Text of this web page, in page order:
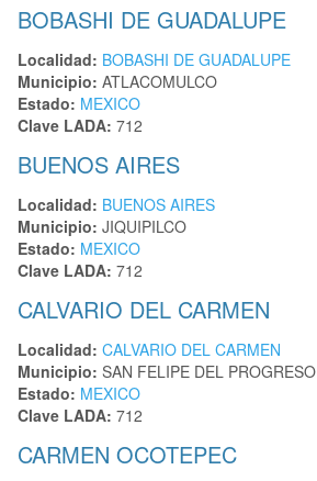
BOBASHI DE GUADALUPE
Localidad: BOBASHI DE GUADALUPE
Municipio: ATLACOMULCO
Estado: MEXICO
Clave LADA: 712
BUENOS AIRES
Localidad: BUENOS AIRES
Municipio: JIQUIPILCO
Estado: MEXICO
Clave LADA: 712
CALVARIO DEL CARMEN
Localidad: CALVARIO DEL CARMEN
Municipio: SAN FELIPE DEL PROGRESO
Estado: MEXICO
Clave LADA: 712
CARMEN OCOTEPEC